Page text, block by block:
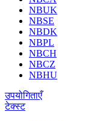
NBUK
NBSE
NBDK
NBPL
NBCH
NBCZ
NBHU
उपयोगिताएँ
टेक्स्ट